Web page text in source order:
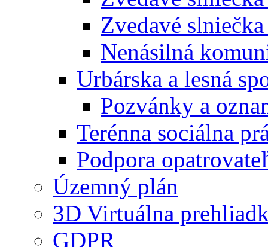
Zvedavé
Nenásilná
Urbárska a lesná
Pozvánky a
Terénna sociálna
Podpora
Územný plán
3D Virtuálna
GDPR